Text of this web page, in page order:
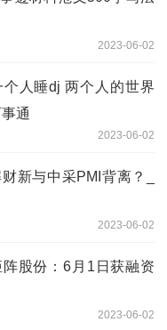
2023-06-02
人睡dj 两个人的世界
通
2023-06-02
新与中采PMI背离？_
2023-06-02
阵股份：6月1日获融资
2023-06-02